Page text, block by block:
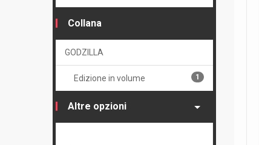
Collana
GODZILLA
Edizione in volume 1
Altre opzioni